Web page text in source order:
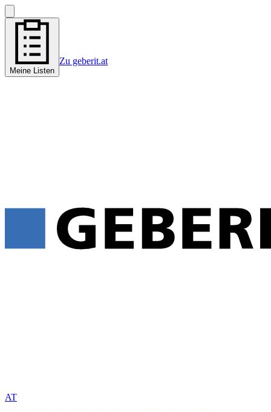
Meine Listen
Zu geberit.at
AT